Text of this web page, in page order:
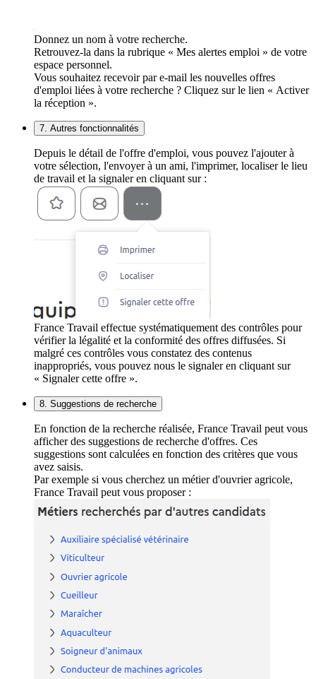
Donnez un nom à votre recherche.
Retrouvez-la dans la rubrique « Mes alertes emploi » de votre
espace personnel.
Vous souhaitez recevoir par e-mail les nouvelles offres
d'emploi liées à votre recherche ? Cliquez sur le lien « Activer
la réception ».
7. Autres fonctionnalités
Depuis le détail de l'offre d'emploi, vous pouvez l'ajouter à
votre sélection, l'envoyer à un ami, l'imprimer, localiser le lieu
de travail et la signaler en cliquant sur :
France Travail effectue systématiquement des contrôles pour
vérifier la légalité et la conformité des offres diffusées. Si
malgré ces contrôles vous constatez des contenus
inappropriés, vous pouvez nous le signaler en cliquant sur
« Signaler cette offre ».
8. Suggestions de recherche
En fonction de la recherche réalisée, France Travail peut vous
afficher des suggestions de recherche d'offres. Ces
suggestions sont calculées en fonction des critères que vous
avez saisis.
Par exemple si vous cherchez un métier d'ouvrier agricole,
France Travail peut vous proposer :